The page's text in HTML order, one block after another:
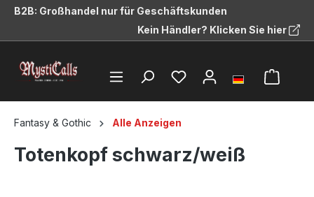
springen
B2B: Großhandel nur für Geschäftskunden
Kein Händler? Klicken Sie hier
Fantasy & Gothic Alle Anzeigen
Totenkopf schwarz/weiß